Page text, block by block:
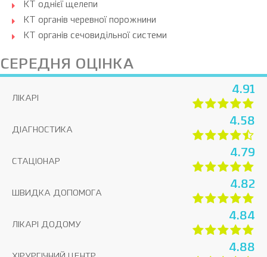
КТ однієї щелепи
КТ органів черевної порожнини
КТ органів сечовидільної системи
СЕРЕДНЯ ОЦІНКА
ЛІКАРІ
4.91
ДІАГНОСТИКА
4.58
СТАЦІОНАР
4.79
ШВИДКА ДОПОМОГА
4.82
ЛІКАРІ ДОДОМУ
4.84
4.88